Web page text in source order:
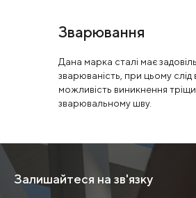
Зварювання
Дана марка сталі має
зварюваність, при цьому слід
можливість виникнення
зварювальному шву.
Залишайтеся на зв'язку